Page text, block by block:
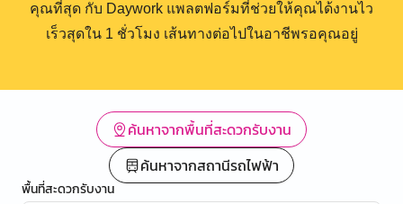
คุณที่สุด กับ Daywork แพลตฟอร์มที่ช่วยให้คุณได้งานไว
เร็วสุดใน 1 ชั่วโมง เส้นทางต่อไปในอาชีพรอคุณอยู่
ค้นหาจากพื้นที่สะดวกรับงาน
ค้นหาจากสถานีรถไฟฟ้า
พื้นที่สะดวกรับงาน